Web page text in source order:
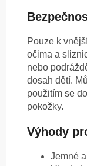
Pouze k
očima a
nebo
dosah dětí.
použitím se
pokožky.
Výhody
Jemné